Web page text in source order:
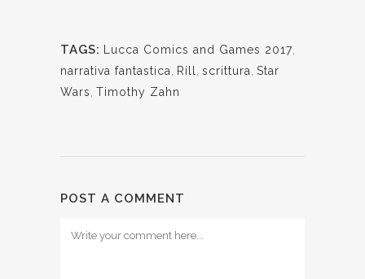
TAGS: Lucca Comics and Games 2017
narrativa fantastica
Rill scrittura Star
Wars Timothy Zahn
POST A COMMENT